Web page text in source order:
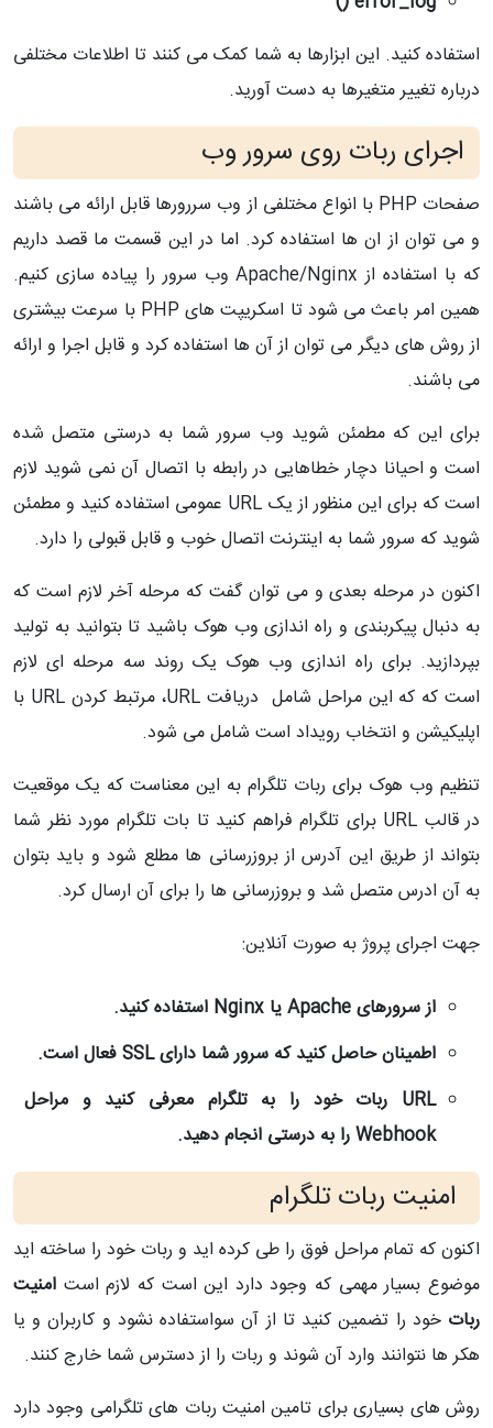
استفاده کنید. این ابزارها به شما کمک می کنند تا اطلاعات مختلفی
درباره تغییر متغیرها به دست آورید.
اجرای ربات روی سرور وب
صفحات PHP با انواع مختلفی از وب سررورها قابل ارائه می باشند
و می توان از ان ها استفاده کرد. اما در این قسمت ما قصد داریم
که با استفاده از Apache/Nginx وب سرور را پیاده سازی کنیم.
همین امر باعث می شود تا اسکریپت های PHP با سرعت بیشتری
از روش های دیگر می توان از آن ها استفاده کرد و قابل اجرا و ارائه
می باشند.
برای این که مطمئن شوید وب سرور شما به درستی متصل شده
است و احیانا دچار خطاهایی در رابطه با اتصال آن نمی شوید لازم
است که برای این منظور از یک URL عمومی استفاده کنید و مطمئن
شوید که سرور شما به اینترنت اتصال خوب و قابل قبولی را دارد.
اکنون در مرحله بعدی و می توان گفت که مرحله آخر لازم است که
به دنبال پیکربندی و راه اندازی وب هوک باشید تا بتوانید به تولید
بپردازید. برای راه اندازی وب هوک یک روند سه مرحله ای لازم
است که که این مراحل شامل
دریافت URL، مرتبط کردن URL با
اپلیکیشن و انتخاب رویداد است شامل می شود.
تنظیم وب هوک برای ربات تلگرام به این معناست که یک موقعیت
در قالب
URL برای تلگرام فراهم کنید تا بات تلگرام مورد نظر شما
بتواند از طریق این آدرس از بروزرسانی ها مطلع شود و باید بتوان
به آن ادرس متصل شد و بروزرسانی ها را برای آن ارسال کرد.
جهت اجرای پروژ به صورت آنلاین:
از سرورهای Apache یا Nginx استفاده کنید.
اطمینان حاصل کنید که سرور شما دارای SSL فعال است.
URL ربات خود را به تلگرام معرفی کنید و مراحل
Webhook را به درستی انجام دهید.
امنیت ربات تلگرام
اکنون که تمام مراحل فوق را طی کرده اید و ربات خود را ساخته اید
موضوع بسیار مهمی که وجود دارد این است که لازم است امنیت
ربات خود را تضمین کنید تا از آن سواستفاده نشود و کاربران و یا
هکر ها نتوانند وارد آن شوند و ربات را از دسترس شما خارج کنند.
روش های بسیاری برای تامین امنیت ربات های تلگرامی وجود دارد